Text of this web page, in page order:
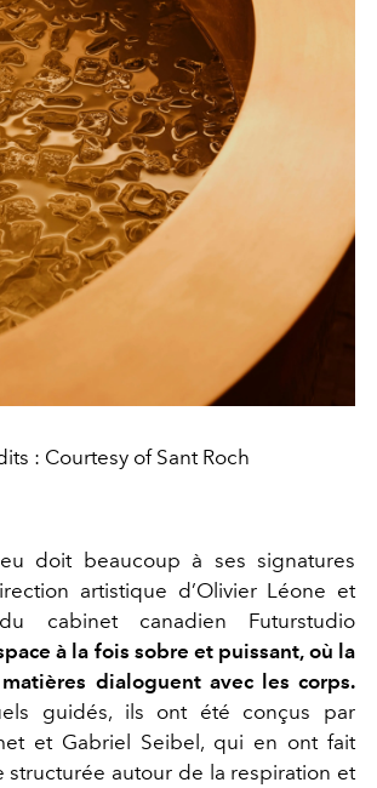
: Courtesy of Sant Roch
doit beaucoup à ses signatures
artistique d’Olivier Léone et
du cabinet canadien Futurstudio
à la fois sobre et puissant, où la
dialoguent avec les corps.
guidés, ils ont été conçus par
et Gabriel Seibel, qui en ont fait
structurée autour de la respiration et